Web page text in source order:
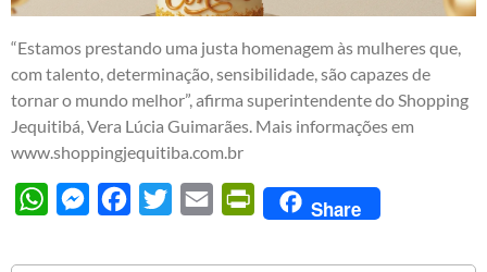
“Estamos prestando uma justa homenagem às mulheres que,
com talento, determinação, sensibilidade, são capazes de
tornar o mundo melhor”, afirma superintendente do Shopping
Jequitibá, Vera Lúcia Guimarães. Mais informações em
www.shoppingjequitiba.com.br
WhatsAppMessengerFacebook
Twitter Email PrintFriendly
Share